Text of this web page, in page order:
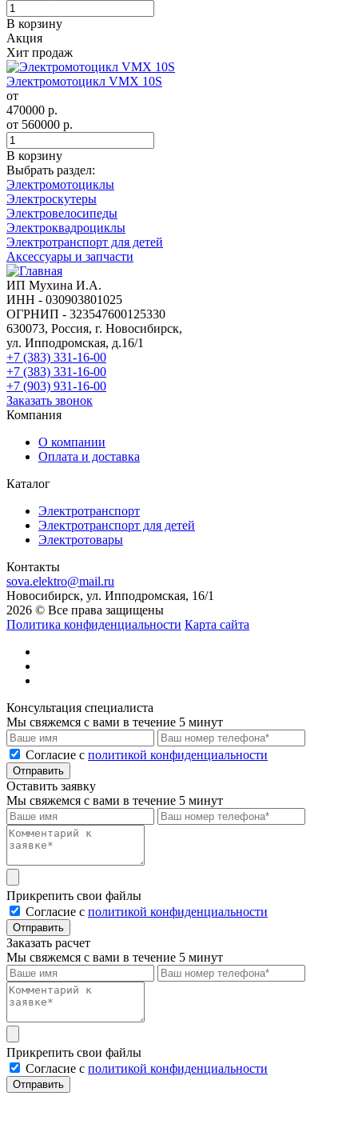
В корзину
Акция
Хит продаж
Электромотоцикл VMX 10S
от
470000 р.
от 560000 р.
В корзину
Выбрать раздел:
Электромотоциклы
Электроскутеры
Электровелосипеды
Электроквадроциклы
Электротранспорт для детей
Аксессуары и запчасти
ИП Мухина И.А.
ИНН - 030903801025
ОГРНИП - 323547600125330
630073, Россия, г. Новосибирск,
ул. Ипподромская, д.16/1
+7 (383) 331-16-00
+7 (383) 331-16-00
+7 (903) 931-16-00
Заказать звонок
Компания
О компании
Оплата и доставка
Каталог
Электротранспорт
Электротранспорт для детей
Электротовары
Контакты
sova.elektro@mail.ru
Новосибирск, ул. Ипподромская, 16/1
2026 © Все права защищены
Политика конфиденциальности Карта сайта
Консультация специалиста
Мы свяжемся с вами в течение 5 минут
Cогласие с политикой конфиденциальности
Отправить
Оставить заявку
Мы свяжемся с вами в течение 5 минут
Прикрепить свои файлы
Cогласие с политикой конфиденциальности
Отправить
Заказать расчет
Мы свяжемся с вами в течение 5 минут
Прикрепить свои файлы
Cогласие с политикой конфиденциальности
Отправить